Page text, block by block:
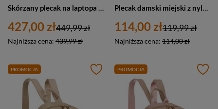
427,00 zł
Najniższa cena: 439,99 zł
449,99 zł 114,00 zł
Najniższa cena: 114,00 zł
119,99 zł
PROMOCJA PROMOCJA